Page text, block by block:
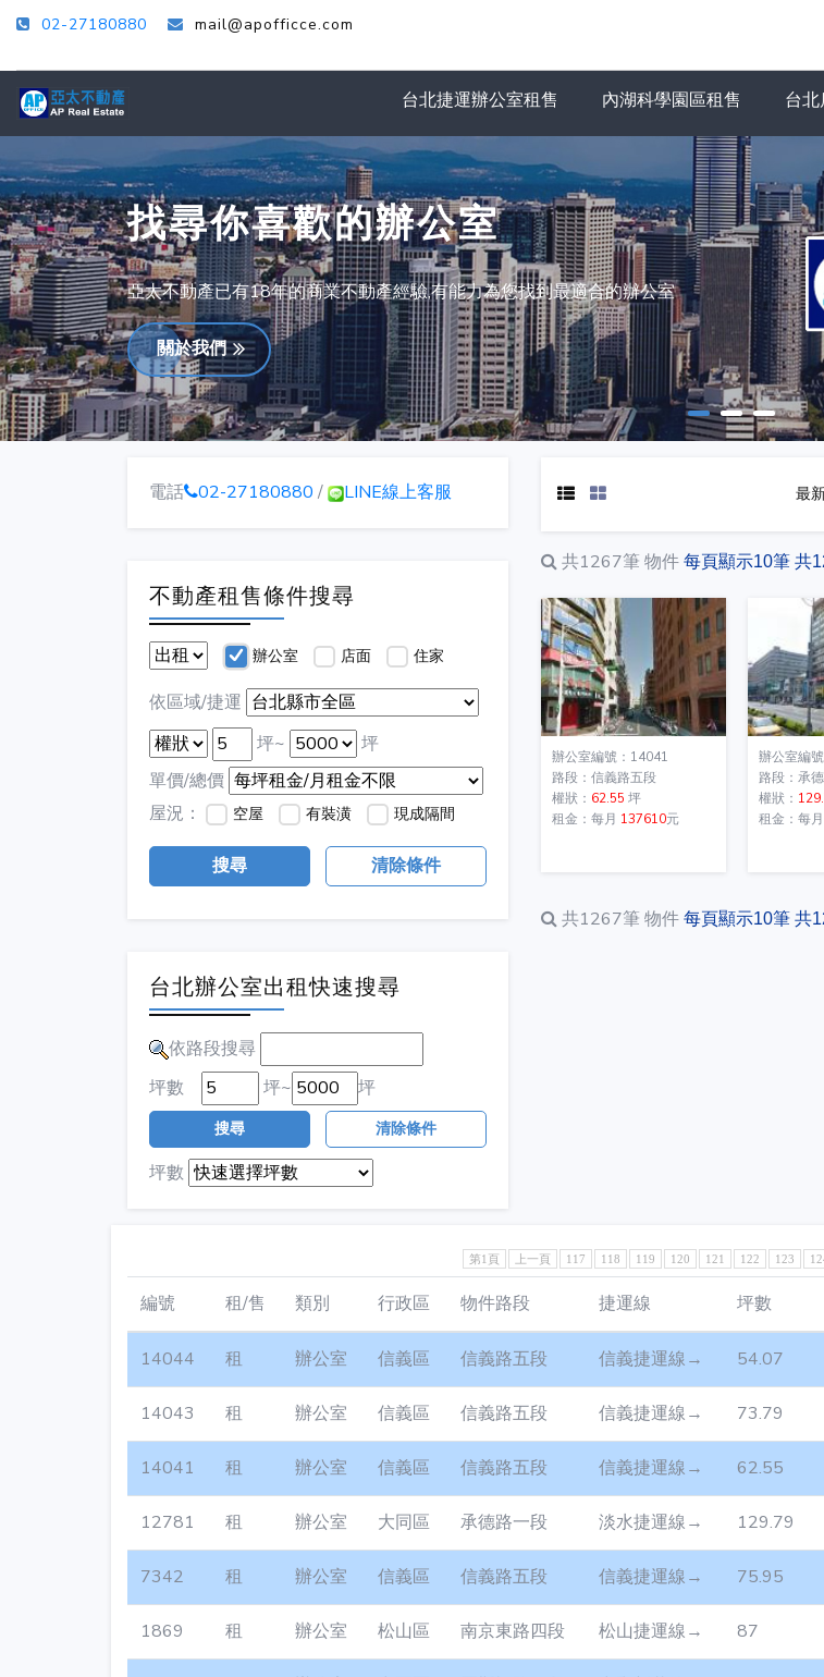
02-27180880 mail@apofficce.com
台北捷運辦公室租售 內湖科學園區租售 台北
找尋你喜歡的辦公室
亞太不動產已有18年的商業不動產經驗,有能力為您找到最適合的辦公室
關於我們
電話 02-27180880 / LINE線上客服
不動產租售條件搜尋
辦公室 店面 住家
依區域/捷運
坪~
坪
單價/總價
屋況：
空屋 有裝潢 現成隔間
搜尋 清除條件
台北辦公室出租快速搜尋
依路段搜尋
坪數
坪~ 坪
搜尋 清除條件
坪數
最
共1267筆 物件 每頁顯示10筆 共
辦公室編號：14041
路段：信義路五段
權狀： 62.55 坪
租金：每月 137610元
辦公室編
路段：承
權狀：
租金：每月
共1267筆 物件 每頁顯示10筆 共
第1頁 上一頁 117 118 119 120 121 122 123
編號 租/售 類別 行政區 物件路段 捷運線 坪數
14044 租 辦公室 信義區 信義路五段 信義捷運線→ 54.07
14043 租 辦公室 信義區 信義路五段 信義捷運線→ 73.79
14041 租 辦公室 信義區 信義路五段 信義捷運線→ 62.55
12781 租 辦公室 大同區 承德路一段 淡水捷運線→ 129.79
7342 租 辦公室 信義區 信義路五段 信義捷運線→ 75.95
1869 租 辦公室 松山區 南京東路四段 松山捷運線→ 87